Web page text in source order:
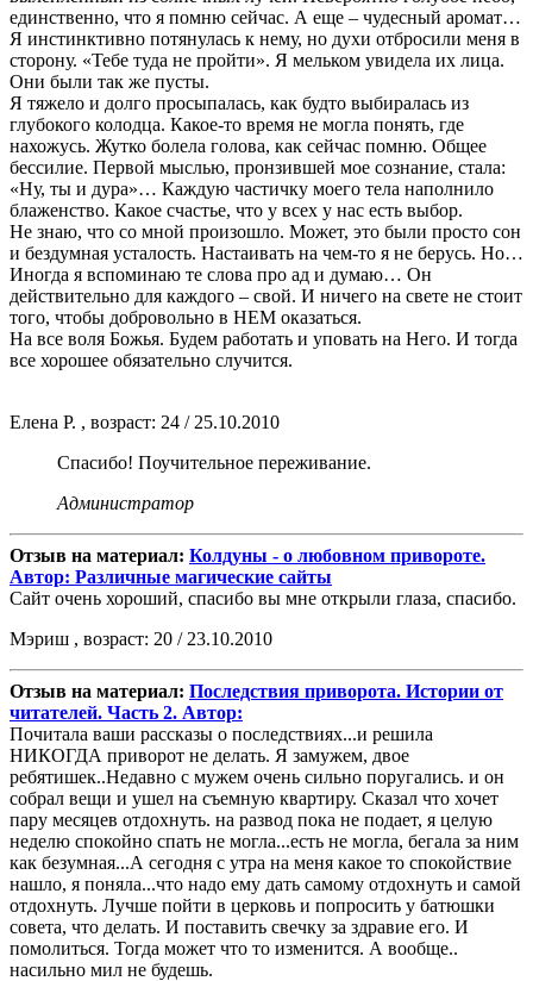
единственно, что я помню сейчас. А еще – чудесный аромат…
Я инстинктивно потянулась к нему, но духи отбросили меня в
сторону. «Тебе туда не пройти». Я мельком увидела их лица.
Они были так же пусты.
Я тяжело и долго просыпалась, как будто выбиралась из
глубокого колодца. Какое-то время не могла понять, где
нахожусь. Жутко болела голова, как сейчас помню. Общее
бессилие. Первой мыслью, пронзившей мое сознание, стала:
«Ну, ты и дура»… Каждую частичку моего тела наполнило
блаженство. Какое счастье, что у всех у нас есть выбор.
Не знаю, что со мной произошло. Может, это были просто сон
и бездумная усталость. Настаивать на чем-то я не берусь. Но…
Иногда я вспоминаю те слова про ад и думаю… Он
действительно для каждого – свой. И ничего на свете не стоит
того, чтобы добровольно в НЕМ оказаться.
На все воля Божья. Будем работать и уповать на Него. И тогда
все хорошее обязательно случится.
Елена Р. , возраст: 24 / 25.10.2010
Спасибо! Поучительное переживание.
Администратор
Отзыв на материал: Колдуны - о любовном привороте.
Автор: Различные магические сайты
Сайт очень хороший, спасибо вы мне открыли глаза, спасибо.
Мэриш , возраст: 20 / 23.10.2010
Отзыв на материал: Последствия приворота. Истории от
читателей. Часть 2. Автор:
Почитала ваши рассказы о последствиях...и решила
НИКОГДА приворот не делать. Я замужем, двое
ребятишек..Недавно с мужем очень сильно поругались. и он
собрал вещи и ушел на съемную квартиру. Сказал что хочет
пару месяцев отдохнуть. на развод пока не подает, я целую
неделю спокойно спать не могла...есть не могла, бегала за ним
как безумная...А сегодня с утра на меня какое то спокойствие
нашло, я поняла...что надо ему дать самому отдохнуть и самой
отдохнуть. Лучше пойти в церковь и попросить у батюшки
совета, что делать. И поставить свечку за здравие его. И
помолиться. Тогда может что то изменится. А вообще..
насильно мил не будешь.